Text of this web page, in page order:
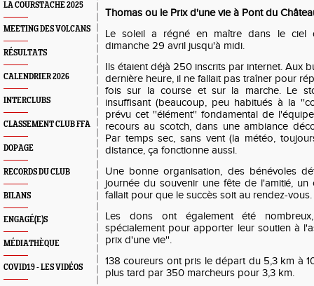
LA COURSTACHE 2025
MEETING DES VOLCANS
RÉSULTATS
CALENDRIER 2026
INTERCLUBS
CLASSEMENT CLUB FFA
DOPAGE
RECORDS DU CLUB
BILANS
ENGAGÉ(E)S
MÉDIATHÈQUE
COVID19 - LES VIDÉOS
Thomas ou le Prix d'une vie à Pont du
Le soleil a régné en maître dans le ciel
dimanche 29 avril jusqu'à midi.
Ils étaient déjà 250 inscrits par internet. Aux
dernière heure, il ne fallait pas traîner pour
fois sur la course et sur la marche. Le
insuffisant (beaucoup, peu habitués à la
prévu cet ''élément'' fondamental de
recours au scotch, dans une ambiance
Par temps sec, sans vent (la météo,
distance, ça fonctionne aussi.
Une bonne organisation, des bénévoles
journée du souvenir une fête de l'amitié,
fallait pour que le succès soit au rendez-vous.
Les dons ont également été
spécialement pour apporter leur soutien à
prix d'une vie''.
138 coureurs ont pris le départ du 5,3 km à
plus tard par 350 marcheurs pour 3,3 km.